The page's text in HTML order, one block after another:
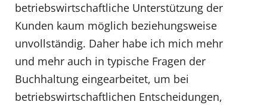
betriebswirtschaftliche Unterstützung der
Kunden kaum möglich beziehungsweise
unvollständig. Daher habe ich mich mehr
und mehr auch in typische Fragen der
Buchhaltung eingearbeitet, um bei
betriebswirtschaftlichen Entscheidungen,